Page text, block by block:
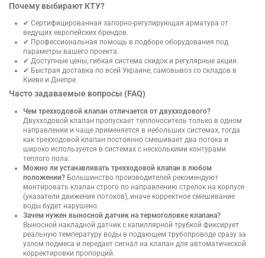
Почему выбирают КТУ?
✔ Сертифицированная запорно-регулирующая арматура от
ведущих европейских брендов.
✔ Профессиональная помощь в подборе оборудования под
параметры вашего проекта.
✔ Доступные цены, гибкая система скидок и регулярные акции.
✔ Быстрая доставка по всей Украине, самовывоз со складов в
Киеве и Днепре.
Часто задаваемые вопросы (FAQ)
Чем трехходовой клапан отличается от двухходового?
Двухходовой клапан пропускает теплоноситель только в одном
направлении и чаще применяется в небольших системах, тогда
как трехходовой клапан постоянно смешивает два потока и
широко используется в системах с несколькими контурами
теплого пола.
Можно ли устанавливать трехходовой клапан в любом
положении? Большинство производителей рекомендуют
монтировать клапан строго по направлению стрелок на корпусе
(указатели движения потоков), иначе корректное смешивание
воды будет нарушено.
Зачем нужен выносной датчик на термоголовке клапана?
Выносной накладной датчик с капиллярной трубкой фиксирует
реальную температуру воды в подающем трубопроводе сразу за
узлом подмеса и передает сигнал на клапан для автоматической
корректировки пропорций.